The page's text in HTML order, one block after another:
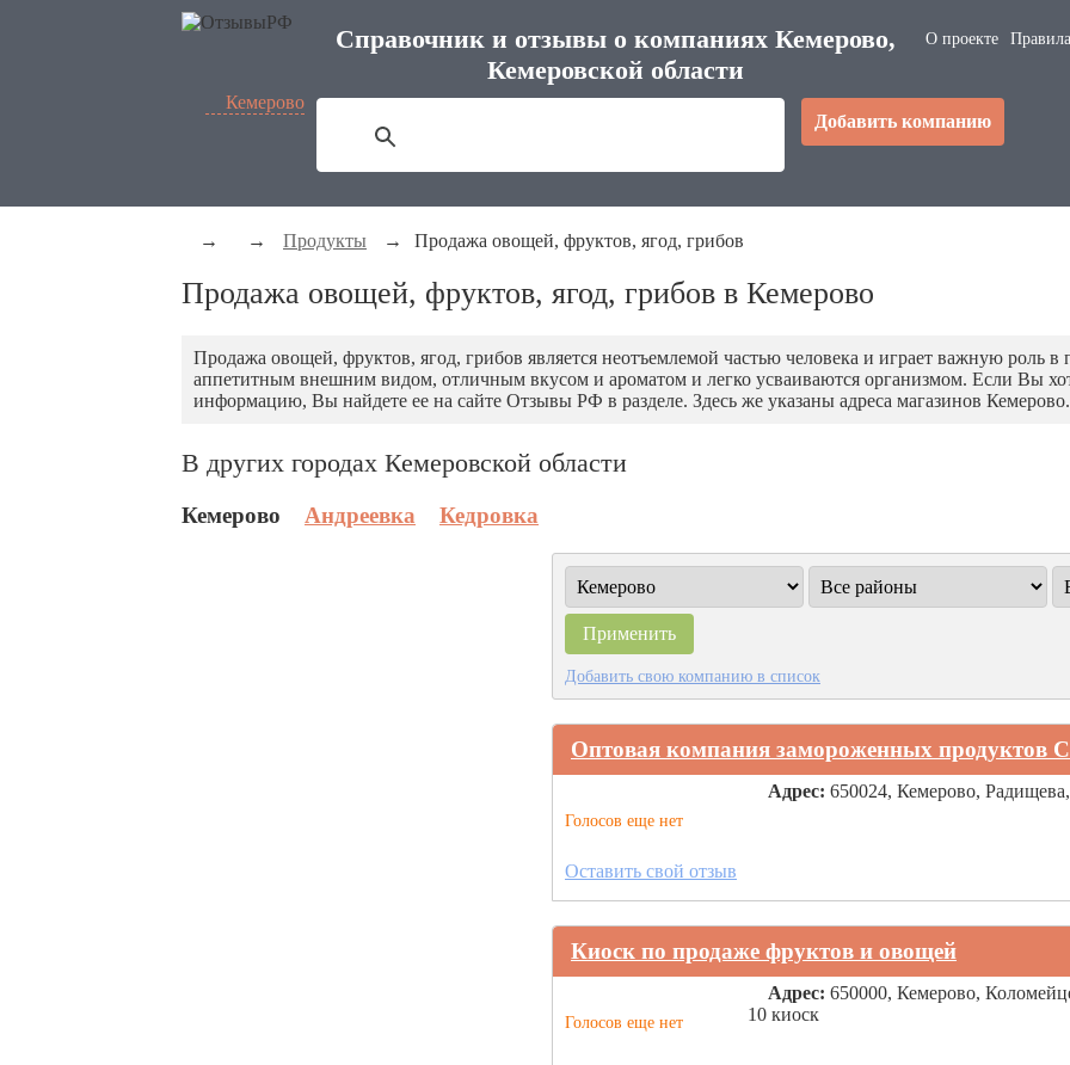
Справочник и отзывы о компаниях Кемерово,
Кемеровской области
О проекте
Кемерово
Добавить компанию
→ → Продукты → Продажа овощей, фруктов, ягод, грибов
Продажа овощей, фруктов, ягод, грибов в Кемерово
Продажа овощей, фруктов, ягод, грибов является неотъемлемой частью человека и играет важную роль
аппетитным внешним видом, отличным вкусом и ароматом и легко усваиваются организмом. Если Вы
информацию, Вы найдете ее на сайте Отзывы РФ в разделе. Здесь же указаны адреса магазинов Кемерово.
В других городах Кемеровской области
Кемерово Андреевка Кедровка
Добавить свою компанию в список
Оптовая компания замороженных продуктов
Голосов еще нет
Адрес: 650024, Кемерово,
Оставить свой отзыв
Киоск по продаже фруктов и овощей
Голосов еще нет
Адрес: 650000, Кемерово,
10 киоск